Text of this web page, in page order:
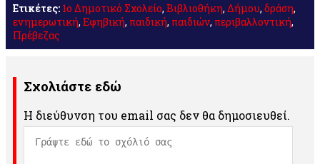
Ετικέτες: 1ο Δημοτικό Σχολείο, Βιβλιοθήκη, Δήμου, δράση,
ενημερωτική, Εφηβική, παιδική, παιδιών, περιβαλλοντική,
Πρέβεζας
Σχολιάστε εδώ
Η διεύθυνση του email σας δεν θα δημοσιευθεί.